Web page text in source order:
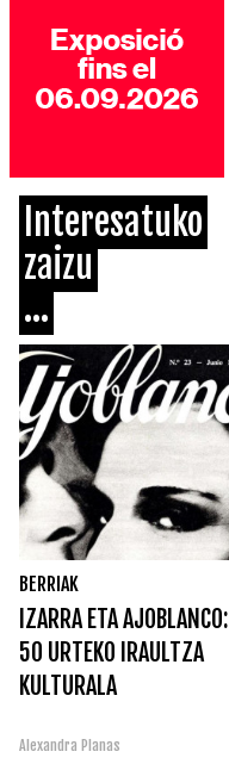
Interesatuko
zaizu
...
BERRIAK
IZARRA ETA AJOBLANCO:
50 URTEKO IRAULTZA
KULTURALA
Alexandra Planas